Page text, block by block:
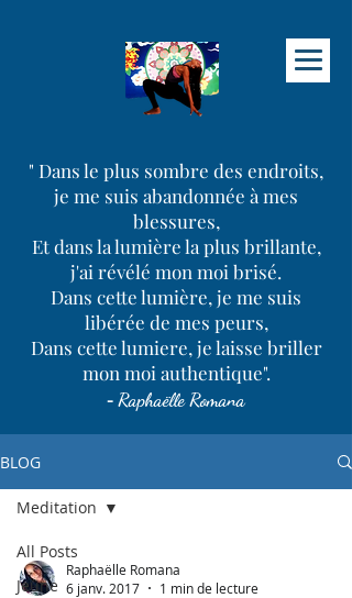
" Dans le plus sombre des endroits,
je me suis abandonnée à mes
blessures,
Et dans la lumière la plus brillante,
j'ai révélé mon moi brisé.
Dans cette lumière, je me suis
libérée de mes peurs,
Dans cette lumiere, je laisse briller
mon moi authentique".
- Raphaëlle Romana
BLOG
All Posts
Jeûne
Meditation
Raphaëlle Romana
6 janv. 2017
1 min de lecture